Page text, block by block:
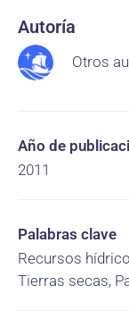
Autoría
Otros
Año de
2011
Palabras clave
Recursos
Tierras secas,